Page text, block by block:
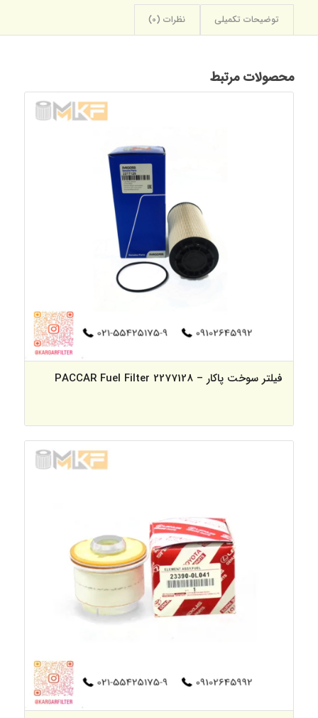
توضیحات تکمیلی نظرات (0)
محصولات مرتبط
فیلتر سوخت پاکار – PACCAR Fuel Filter 2277128